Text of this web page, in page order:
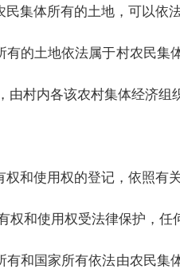
民集体所有的土地，可以依
有的土地依法属于村农民集
由村内各该农村集体经济
权和使用权的登记，依照有
权和使用权受法律保护，任
有和国家所有依法由农民集